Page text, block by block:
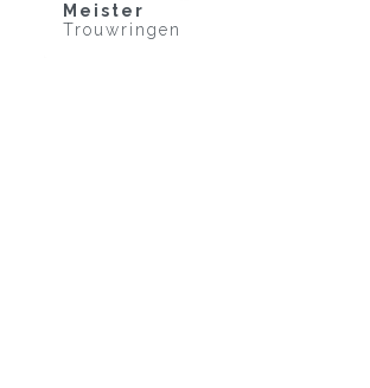
Meister
Trouwringen